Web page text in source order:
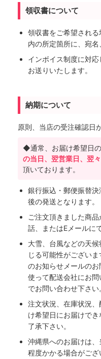
領収書について
領収書をご希望され
内の所定箇所に、宛名
インボイス制度に対
お送りいたします。
納期について
原則、当店の受注確認日
◆通常、お届け希望日の
の当日、翌営業日、翌
頂いております。
銀行振込・郵便振替
後の発送となります。
ご注文頂きました商
話、またはEメールに
大雪、台風などの天
じる可能性がござい
のお知らせメールの
使って配送会社にお
でお問い合わせ下さい
注文状況、在庫状況
け希望日にお届けで
了承下さい。
沖縄県へのお届けは
程度かかる場合がござ